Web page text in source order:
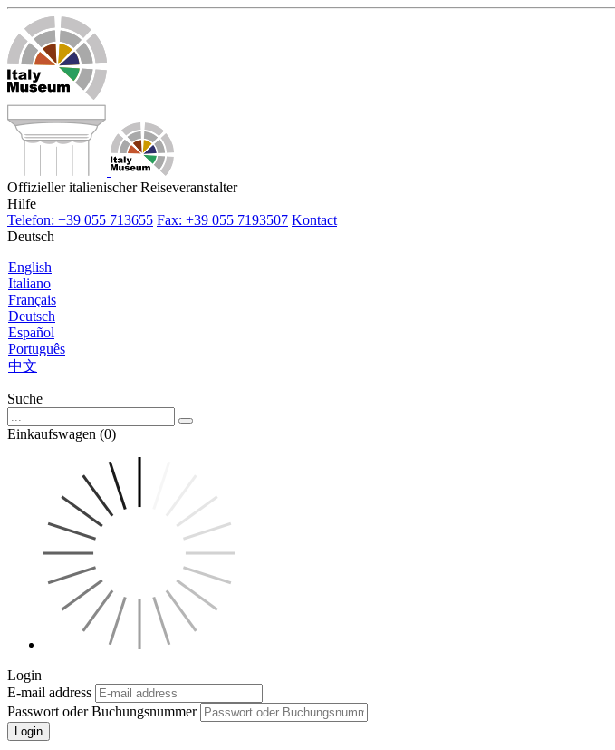
Offizieller italienischer Reiseveranstalter
Hilfe
Telefon: +39 055 713655 Fax: +39 055 7193507 Kontact
Deutsch
English
Italiano
Français
Deutsch
Español
Português
中文
Suche
Einkaufswagen (0)
Login
E-mail address
Passwort oder Buchungsnummer
Login